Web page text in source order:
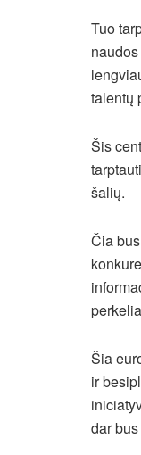
Tuo
talentų
Šis
šalių.
Čia
Šia
ir
dar